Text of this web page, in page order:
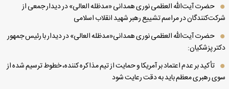
حضرت آیت‌الله العظمی نوری همدانی «مدظله العالی» در دیدار جمعی از
در مراسم تشییع رهبر شهید انقلاب اسلامی
حضرت آیت‌الله العظمی نوری همدانی«مدظله العالی» در دیدار با رئیس جمهور
پزشکیان:
تأکید بر عدم اعتماد بر آمریکا و حمایت از تیم مذاکره کننده، خطوط ترسیم شده از
رهبری معظم باید به دقت رعایت شود